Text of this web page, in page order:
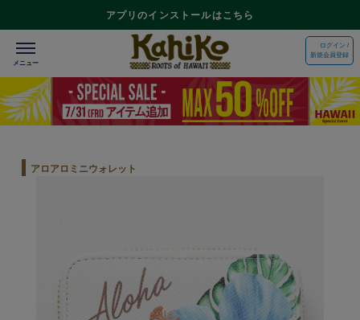
アプリのインストールはこちら
ログイン /
新規会員登録
アロアロミニウォレット